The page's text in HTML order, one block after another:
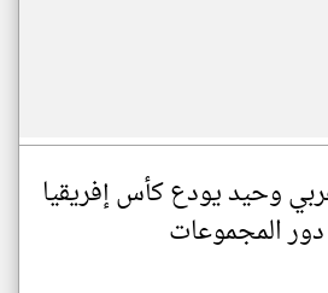
وحيد يودع كأس إفريقيا